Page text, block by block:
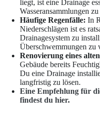
liegt, ist eine Drainage
Wasseransammlungen
Häufige Regenfälle: In
Niederschlägen ist es
Drainagesystem zu
Überschwemmungen zu
Renovierung eines
Gebäude bereits
Du eine Drainage
langfristig zu lösen.
Eine Empfehlung für
findest du hier.